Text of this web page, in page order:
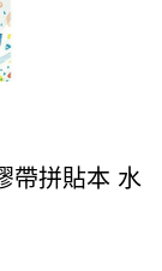
帶拼貼本 水